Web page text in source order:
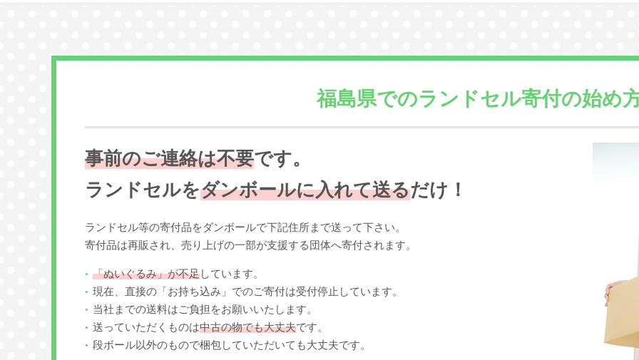
福島県でのランドセル寄付の始め
事前のご連絡は不要です。
ランドセルをダンボールに入れて送るだけ！
ランドセル等の寄付品をダンボールで下記住所まで送って下さい。
寄付品は再販され、売り上げの一部が支援する団体へ寄付されます。
「ぬいぐるみ」が不足しています。
現在、直接の「お持ち込み」でのご寄付は受付停止しています。
当社までの送料はご負担をお願いいたします。
送っていただくものは中古の物でも大丈夫です。
段ボール以外のもので梱包していただいても大丈夫です。